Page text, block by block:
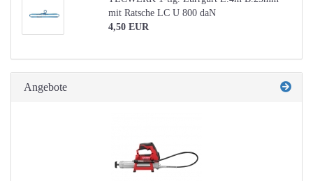
mit Ratsche LC U 800 daN
4,50 EUR
Angebote